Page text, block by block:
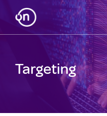
Targeting